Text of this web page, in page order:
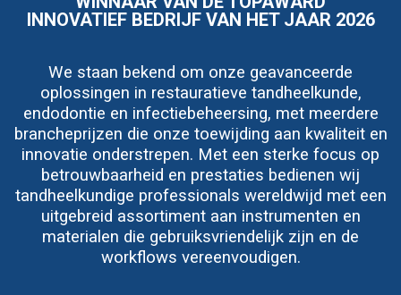
INNOVATIEF BEDRIJF VAN HET JAAR 2026
We staan bekend om onze geavanceerde
oplossingen in restauratieve tandheelkunde,
endodontie en infectiebeheersing, met meerdere
brancheprijzen die onze toewijding aan kwaliteit en
innovatie onderstrepen. Met een sterke focus op
betrouwbaarheid en prestaties bedienen wij
tandheelkundige professionals wereldwijd met een
uitgebreid assortiment aan instrumenten en
materialen die gebruiksvriendelijk zijn en de
workflows vereenvoudigen.